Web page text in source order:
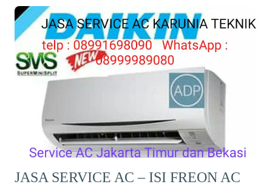
JASA SERVICE AC – ISI FREON AC